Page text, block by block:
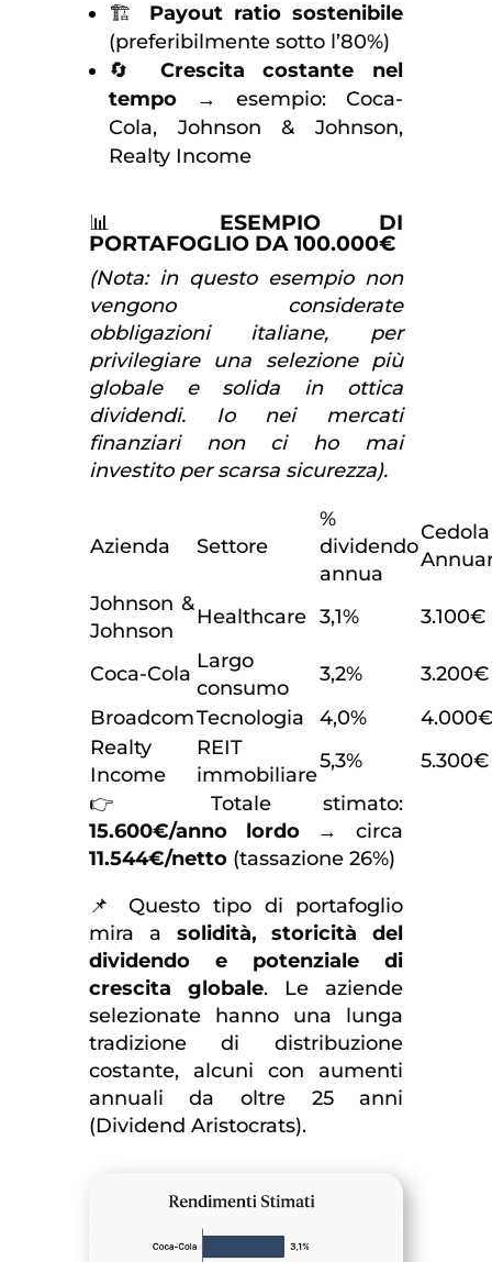
🏗 Payout ratio sostenibile
(preferibilmente sotto l’80%)
🔄 Crescita costante nel
tempo→ esempio:Coca-
Cola, Johnson & Johnson,
Realty Income
📊 ESEMPIO DI
PORTAFOGLIO DA 100.000€
(Nota: in questo esempio non
vengono considerate
obbligazioni italiane, per
privilegiare una selezione più
globale e solida in ottica
dividendi. Io nei mercati
finanziari non ci ho mai
investito per scarsa sicurezza).
Azienda Settore
%
dividendo
annua
Cedola
Johnson &
Johnson
Healthcare 3,1% 3.100€
Coca-Cola
Largo
consumo
3,2%
3.200€
BroadcomTecnologia 4,0%
4.000€
Realty
Income
REIT
immobiliare
5,3%
5.300€
👉 Totale stimato:
15.600€/anno lordo→ circa
11.544€/netto(tassazione 26%)
📌 Questo tipo di portafoglio
mira a solidità, storicità del
dividendo e potenziale di
crescita globale. Le aziende
selezionate hanno una lunga
tradizione di distribuzione
costante, alcuni con aumenti
annuali da oltre 25 anni
(Dividend Aristocrats).